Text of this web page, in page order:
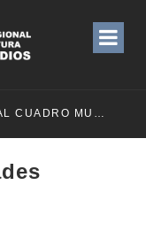
APROBACION DE MODIFICACIONES AL CUADRO MULTIANUAL DE NECESIDADESDE DE LA DIRECCION REGIONAL DE DESARROLLO AGROPECUARIO Y RIEGO MES DE MAYO